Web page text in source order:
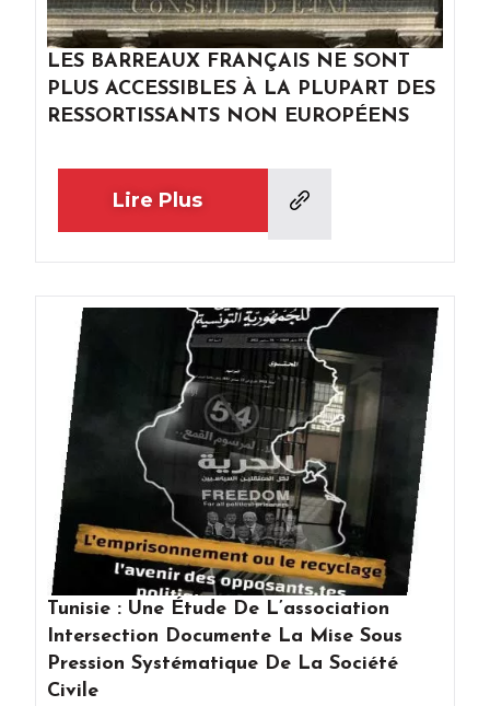
LES BARREAUX FRANÇAIS NE SONT
PLUS ACCESSIBLES À LA PLUPART DES
RESSORTISSANTS NON EUROPÉENS
Lire Plus
Tunisie : Une Étude De L’association
Intersection Documente La Mise Sous
Pression Systématique De La Société
Civile